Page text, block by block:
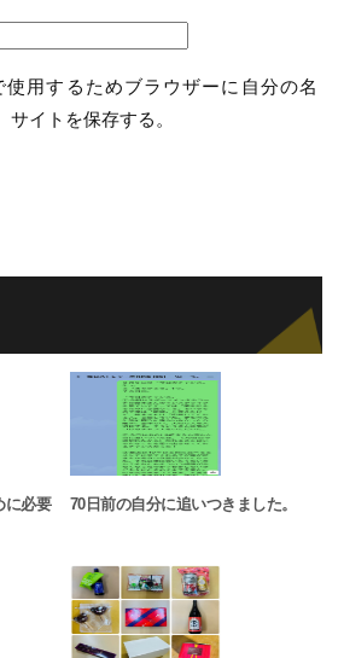
使用するためブラウザーに自分の名
イトを保存する。
に必要
70日前の自分に追いつきました。